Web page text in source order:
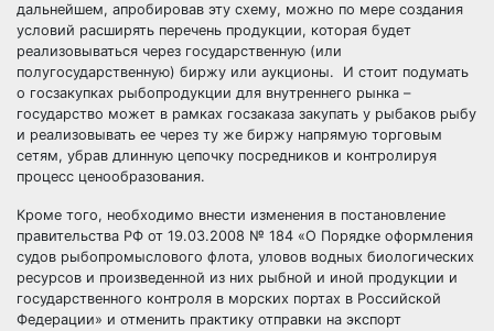
дальнейшем, апробировав эту схему, можно по мере создания
условий расширять перечень продукции, которая будет
реализовываться через государственную (или
полугосударственную) биржу или аукционы. И стоит подумать
о госзакупках рыбопродукции для внутреннего рынка –
государство может в рамках госзаказа закупать у рыбаков рыбу
и реализовывать ее через ту же биржу напрямую торговым
сетям, убрав длинную цепочку посредников и контролируя
процесс ценообразования.
Кроме того, необходимо внести изменения в постановление
правительства РФ от 19.03.2008 № 184 «О Порядке оформления
судов рыбопромыслового флота, уловов водных биологических
ресурсов и произведенной из них рыбной и иной продукции и
государственного контроля в морских портах в Российской
Федерации» и отменить практику отправки на экспорт